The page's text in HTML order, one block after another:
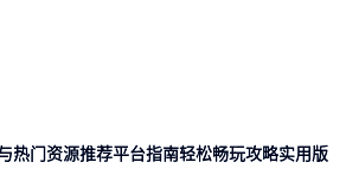
热门资源推荐平台指南轻松畅玩攻略实用版